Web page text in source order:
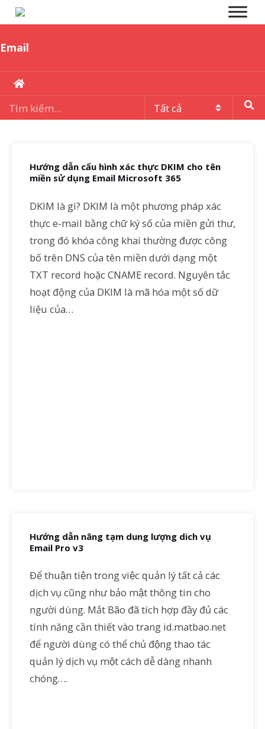
Email
Hướng dẫn cấu hình xác thực DKIM cho tên
miền sử dụng Email Microsoft 365
DKIM là gì? DKIM là một phương pháp xác
thực e-mail bằng chữ ký số của miền gửi thư,
trong đó khóa công khai thường được công
bố trên DNS của tên miền dưới dạng một
TXT record hoặc CNAME record. Nguyên tắc
hoạt động của DKIM là mã hóa một số dữ
liệu của…
Hướng dẫn nâng tạm dung lượng dich vụ
Email Pro v3
Để thuận tiện trong việc quản lý tất cả các
dịch vụ cũng như bảo mật thông tin cho
người dùng. Mắt Bão đã tích hợp đầy đủ các
tính năng cần thiết vào trang id.matbao.net
để người dùng có thể chủ động thao tác
quản lý dịch vụ một cách dễ dàng nhanh
chóng….